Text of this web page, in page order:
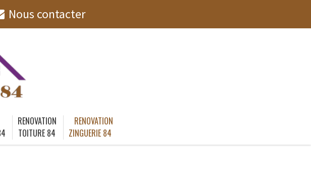
Nous contacter
RENOVATION
TOITURE 84
RENOVATION
ZINGUERIE 84